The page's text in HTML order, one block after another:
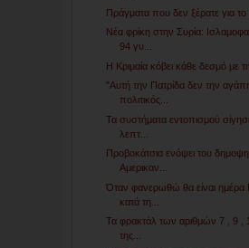
Πράγματα που δεν ξέρατε για
Νέα φρίκη στην Συρία:
94 γυ...
Η Κριμαία κόβει κάθε δεσμό με
"Αυτή την Πατρίδα δεν την
πολιτικός...
Τα συστήματα εντοπισμού
λεπτ...
Προβοκάτσια ενόψει του
Αμερικαν...
Όταν φανερωθώ θα είναι ημέρα
κατά τη...
Τα φρακτάλ των αριθμών 7 , 9 ,
της...